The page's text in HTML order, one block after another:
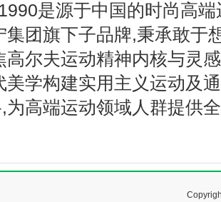
是源于中国的时尚高
集团旗下子品牌,秉承敢于
高尔夫运动精神内核与灵
美学构建实用主义运动及
为高端运动领域人群提供